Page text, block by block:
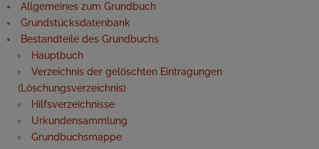
Allgemeines zum Grundbuch
Grundstücksdatenbank
Bestandteile des Grundbuchs
Hauptbuch
Verzeichnis der gelöschten Eintragungen
(Löschungsverzeichnis)
Hilfsverzeichnisse
Urkundensammlung
Grundbuchsmappe